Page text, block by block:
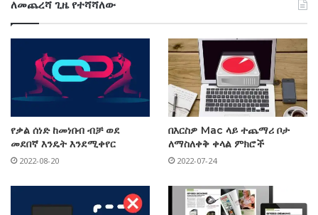
ለመጨረሻ ጊዜ የተሻሻለው
የቃል ሰነድ ከመነበብ ብቻ ወደ
መደበኛ እንዴት እንደሚቀየር
2022-08-20
በእርስዎ Mac ላይ ተጨማሪ ቦታ
ለማስለቀቅ ቀላል ምክሮች
2022-07-24